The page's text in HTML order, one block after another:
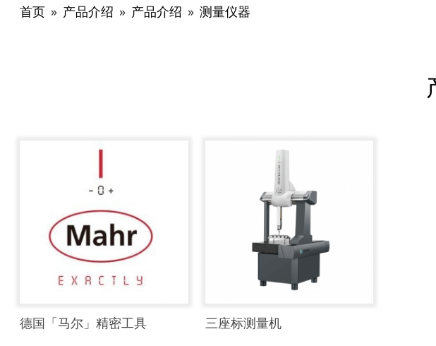
首页 产品介绍 产品介绍 测量仪器
德国「马尔」精密工具 三座标测量机